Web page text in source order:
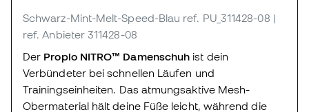
Schwarz-Mint-Melt-Speed-Blau ref. PU_311428-08 |
ref. Anbieter 311428-08
Der Propio NITRO™ Damenschuh ist dein
Verbündeter bei schnellen Läufen und
Trainingseinheiten. Das atmungsaktive Mesh-
Obermaterial hält deine Füße leicht, während die